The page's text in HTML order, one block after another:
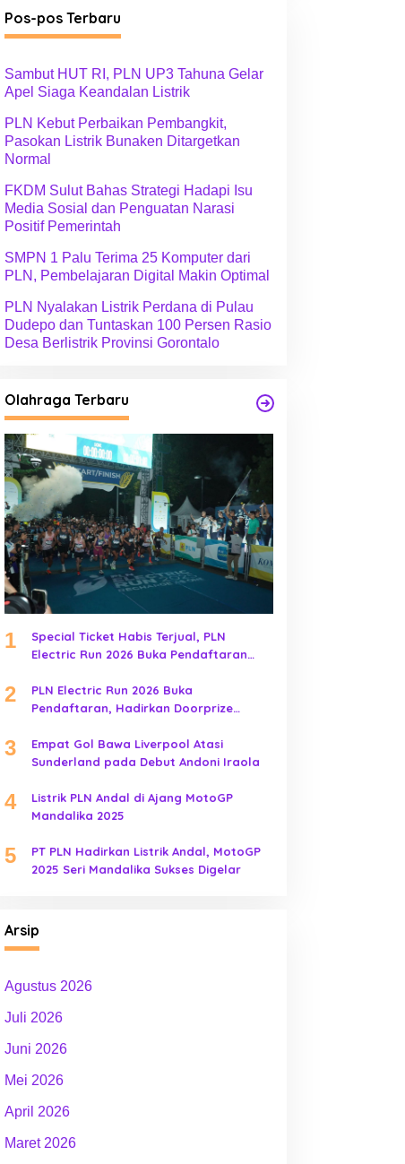
g
o
i
Pos-pos Terbaru
Sambut HUT RI, PLN UP3 Tahuna Gelar
Apel Siaga Keandalan Listrik
PLN Kebut Perbaikan Pembangkit,
Pasokan Listrik Bunaken Ditargetkan
Normal
FKDM Sulut Bahas Strategi Hadapi Isu
Media Sosial dan Penguatan Narasi
Positif Pemerintah
SMPN 1 Palu Terima 25 Komputer dari
PLN, Pembelajaran Digital Makin Optimal
PLN Nyalakan Listrik Perdana di Pulau
Dudepo dan Tuntaskan 100 Persen Rasio
Desa Berlistrik Provinsi Gorontalo
Olahraga Terbaru
1
Special Ticket Habis Terjual, PLN
Electric Run 2026 Buka Pendaftaran
2
PLN Electric Run 2026 Buka
Pendaftaran, Hadirkan Doorprize
3
Empat Gol Bawa Liverpool Atasi
Sunderland pada Debut Andoni Iraola
4
Listrik PLN Andal di Ajang MotoGP
Mandalika 2025
5
PT PLN Hadirkan Listrik Andal, MotoGP
2025 Seri Mandalika Sukses Digelar
Arsip
Agustus 2026
Juli 2026
Juni 2026
Mei 2026
April 2026
Maret 2026